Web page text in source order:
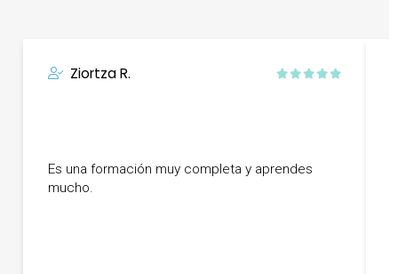
Ziortza R.
Es una formación muy completa y aprendes
mucho.